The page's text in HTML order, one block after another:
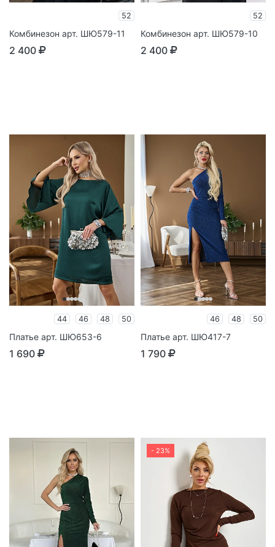
52
Комбинезон арт. ШЮ579-11
2 400
52
Комбинезон арт. ШЮ579-10
2 400
44 46 48 50
Платье арт. ШЮ653-6
1 690
46 48 50
Платье арт. ШЮ417-7
1 790
- 23%